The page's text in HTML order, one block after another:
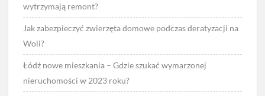
wytrzymają remont?
Jak zabezpieczyć zwierzęta domowe podczas deratyzacji na
Woli?
Łódź nowe mieszkania – Gdzie szukać wymarzonej
nieruchomości w 2023 roku?